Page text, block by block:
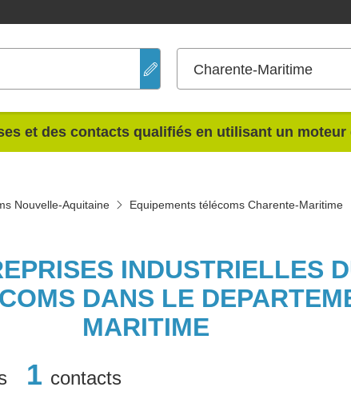
Charente-Maritime
et des contacts qualifiés en utilisant un
Nouvelle-Aquitaine Equipements télécoms Charente-Maritime
INDUSTRIELLES
DANS LE
MARITIME
1 contacts